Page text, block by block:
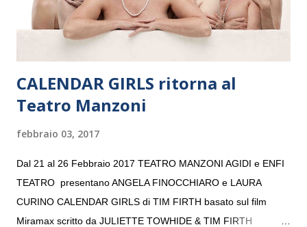
da un prestigioso consiglio di consulent...
CALENDAR GIRLS ritorna al
Teatro Manzoni
febbraio 03, 2017
Dal 21 al 26 Febbraio 2017 TEATRO MANZONI AGIDI e ENFI
TEATRO presentano ANGELA FINOCCHIARO e LAURA
CURINO CALENDAR GIRLS di TIM FIRTH basato sul film
Miramax scritto da JULIETTE TOWHIDE & TIM FIRTH